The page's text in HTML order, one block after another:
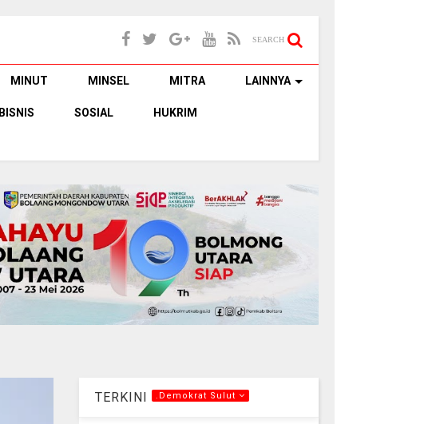
SEARCH
MINUT MINSEL MITRA LAINNYA
BISNIS SOSIAL HUKRIM
TERKINI .Demokrat Sulut